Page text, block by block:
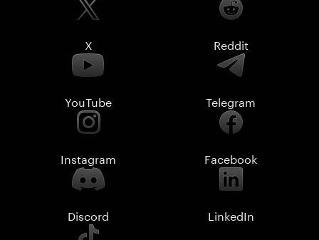
X Reddit
YouTube Telegram
Instagram Facebook
Discord LinkedIn